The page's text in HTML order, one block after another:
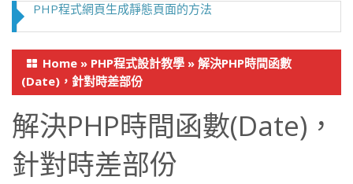
PHP程式網頁生成靜態頁面的方法
Home » PHP程式設計教學 » 解決PHP時間函數
(Date)，針對時差部份
解決PHP時間函數(Date)，
針對時差部份